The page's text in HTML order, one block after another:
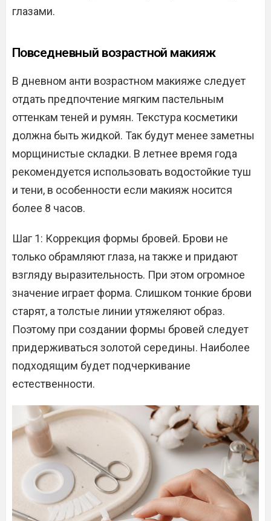
глазами.
Повседневный возрастной макияж
В дневном анти возрастном макияже следует
отдать предпочтение мягким пастельным
оттенкам теней и румян. Текстура косметики
должна быть жидкой. Так будут менее заметны
морщинистые складки. В летнее время года
рекомендуется использовать водостойкие туш
и тени, в особенности если макияж носится
более 8 часов.
Шаг 1: Коррекция формы бровей. Брови не
только обрамляют глаза, на также и придают
взгляду выразительность. При этом огромное
значение играет форма. Слишком тонкие брови
старят, а толстые линии утяжеляют образ.
Поэтому при создании формы бровей следует
придерживаться золотой середины. Наиболее
подходящим будет подчеркивание
естественности.